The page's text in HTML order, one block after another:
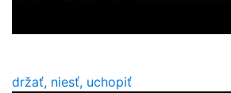
držať, niesť, uchopiť